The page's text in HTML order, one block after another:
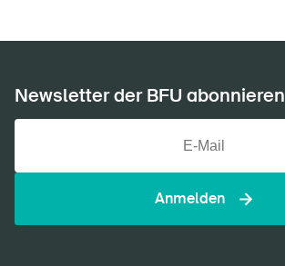
Newsletter der BFU abonnieren
Anmelden